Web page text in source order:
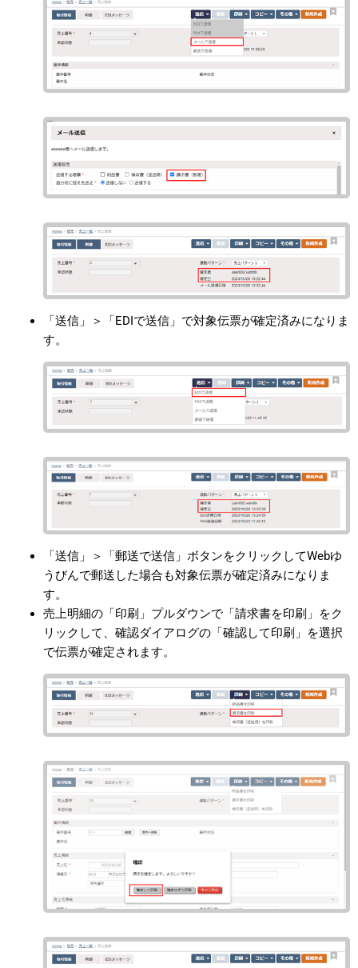
「送信」＞「EDIで送信」で対象伝票が確定済みになりま
す。
「送信」＞「郵送で送信」ボタンをクリックしてWebゆ
うびんで郵送した場合も対象伝票が確定済みになりま
す。
売上明細の「印刷」プルダウンで「請求書を印刷」をク
リックして、確認ダイアログの「確認して印刷」を選択
で伝票が確定されます。